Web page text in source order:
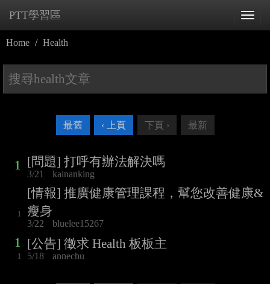
PTT學習區
Home Health
最舊 ‹ 上頁 下頁 › 最新
1 [問題] 打呼有辦法解決嗎
3/21 kainanking
1
[情報] 推廣健康管理課程，幫您改善健康&
瘦身
3/22 bluelee15267
1
1
[公告] 徵求 Health 板板主
5/18 annechu